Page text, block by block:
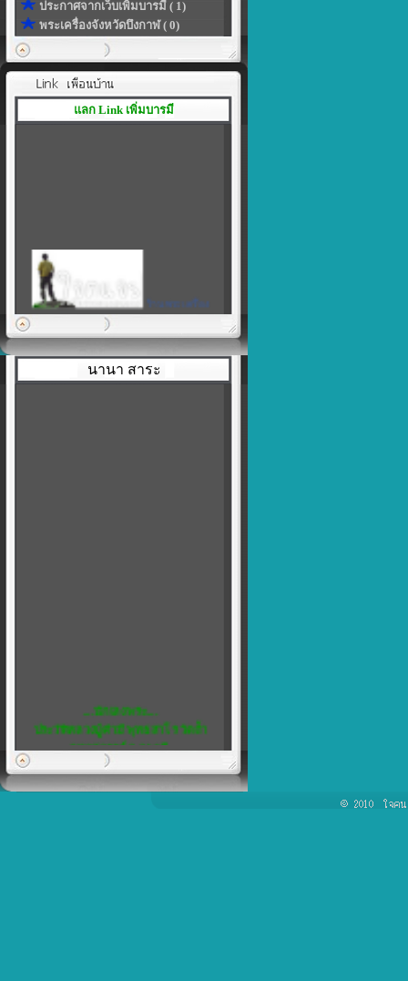
ประกาศจากเว็บเพิ่มบารมี ( 1)
พระเครื่องจังหวัดบึงกาฬ ( 0)
แลก Link เพิ่มบารมี
ร้านพระเครื่อง
เพิ่มบารมี|สร้างลิงค์ของโปรไฟล์ในแบบที่
เป็นตัวคุณเอง
นานา สาระ
....นักเลงพระ....
ประวัติหลวงปู่คำมี พุทธสาโร วัดถ้ำ
คูหาสวรรค์ จ.ลพบุรี
พิเศษ...5
เชิญชวน สมาชิกทุกท่าน แสดงความ